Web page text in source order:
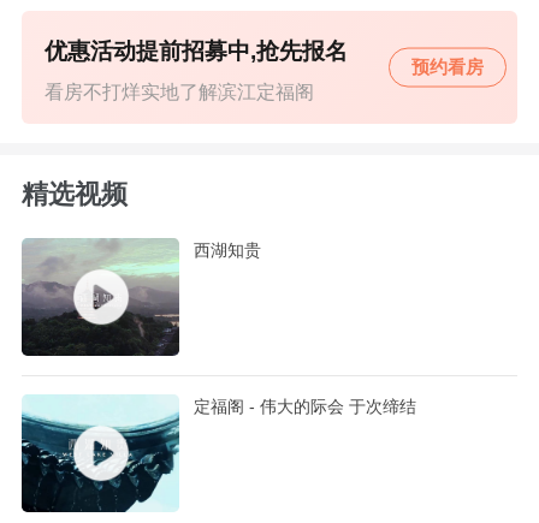
看房不打烊实地了解滨江定福阁
优惠活动提前招募中,抢先报名
预约看房
精选视频
西湖知贵
定福阁 - 伟大的际会 于次缔结